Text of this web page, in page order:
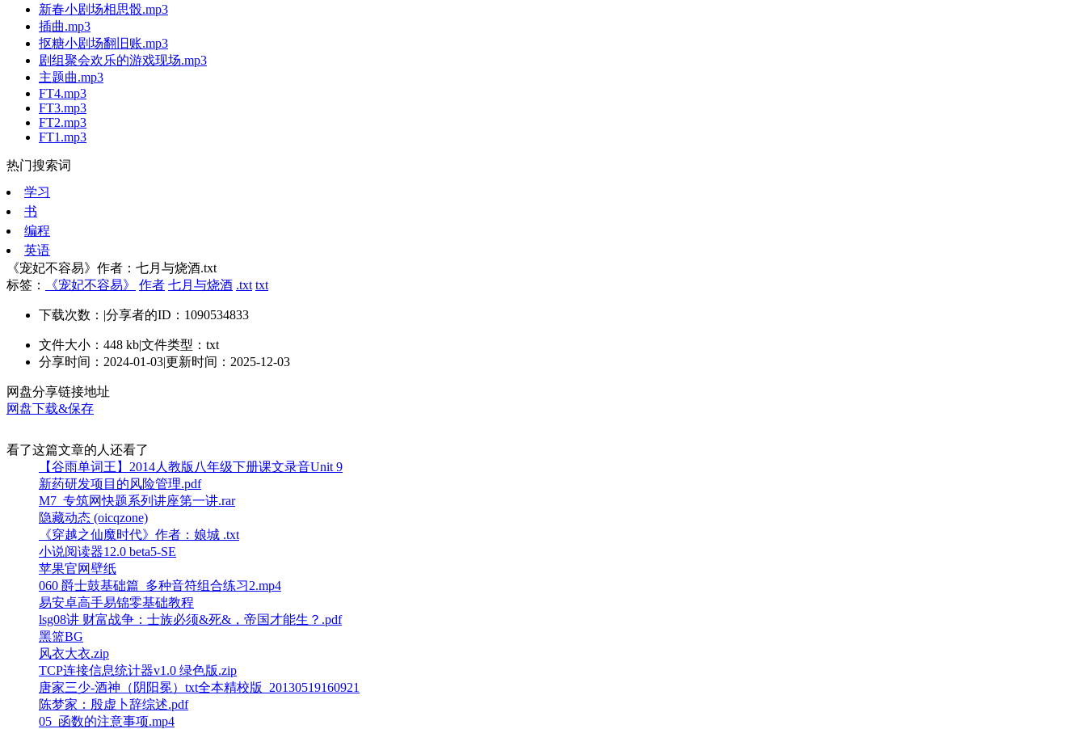
新春小剧场相思骰.mp3
插曲.mp3
抠糖小剧场翻旧账.mp3
剧组聚会欢乐的游戏现场.mp3
主题曲.mp3
FT4.mp3
FT3.mp3
FT2.mp3
FT1.mp3
热门搜索词
学习
书
编程
英语
《宠妃不容易》作者：七月与烧酒.txt
标签：
《宠妃不容易》 作者 七月与烧酒 .txt txt
下载次数： |分享者的ID：1090534833
文件大小：448 kb|文件类型：txt
分享时间：2024-01-03|更新时间：2025-12-03
网盘分享链接地址
网盘下载&保存
看了这篇文章的人还看了
【谷雨单词王】2014人教版八年级下册课文录音Unit 9
新药研发项目的风险管理.pdf
M7_专筑网快题系列讲座第一讲.rar
隐藏动态 (oicqzone)
《穿越之仙魔时代》作者：娘城 .txt
小说阅读器12.0 beta5-SE
苹果官网壁纸
060 爵士鼓基础篇_多种音符组合练习2.mp4
易安卓高手易锦零基础教程
lsg08讲 财富战争：士族必须&死&，帝国才能生？.pdf
黑篮BG
风衣大衣.zip
TCP连接信息统计器v1.0 绿色版.zip
唐家三少-酒神（阴阳冕）txt全本精校版_20130519160921
陈梦家：殷虚卜辞综述.pdf
05_函数的注意事项.mp4